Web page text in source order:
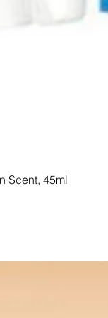
Scent, 45ml